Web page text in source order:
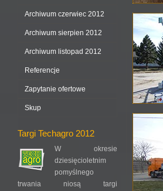
Archiwum czerwiec 2012
Archiwum sierpien 2012
Archiwum listopad 2012
Referencje
Zapytanie ofertowe
Skup
Targi Techagro 2012
W okresie
dziesięcioletnim
pomyślnego
trwania niosą targi